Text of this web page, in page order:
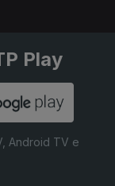
Play
Android TV e